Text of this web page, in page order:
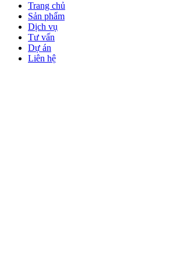
Trang chủ
Sản phẩm
Dịch vụ
Tư vấn
Dự án
Liên hệ